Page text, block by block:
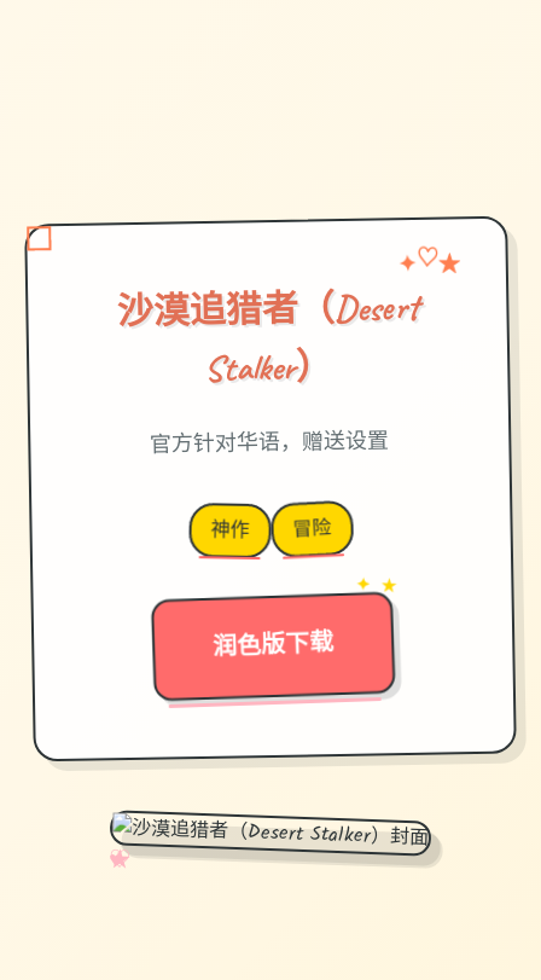
沙漠追猎者（Desert
Stalker）
✦♡★
官方针对华语，赠送设置
神作 冒险
润色版下载
→
✦ ★
✧
♡
★
♥